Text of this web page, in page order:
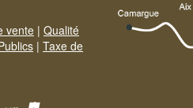
vente | Qualité
| Taxe de